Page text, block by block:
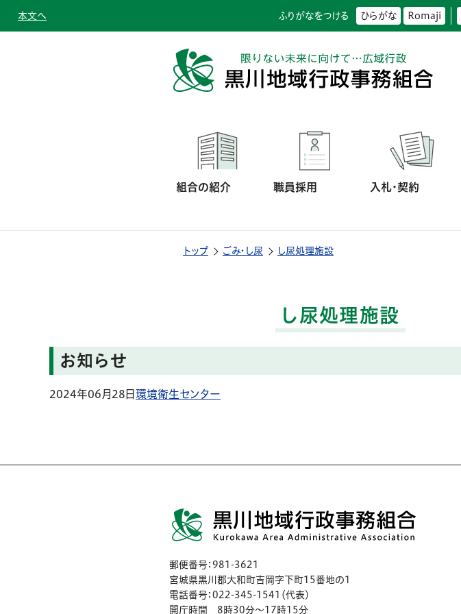
本文へ ふりがなをつける ひらがな Romaji
組合の紹介 職員採用 入札・契約
トップ ごみ・し尿 し尿処理施設
し尿処理施設
お知らせ
2024年06月28日 環境衛生センター
郵便番号：981-3621
宮城県黒川郡大和町吉岡字下町15番地の1
電話番号：022-345-1541（代表）
開庁時間 8時30分〜17時15分